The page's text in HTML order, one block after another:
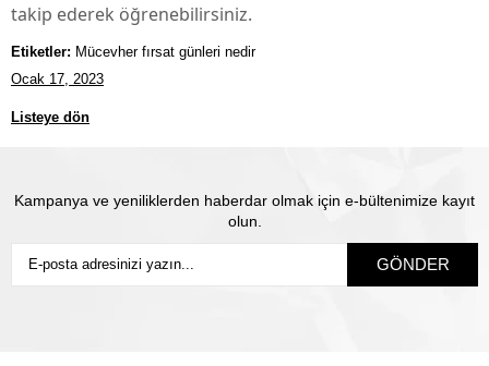
takip ederek öğrenebilirsiniz.
Etiketler: Mücevher fırsat günleri nedir
Ocak 17, 2023
Listeye dön
Kampanya ve yeniliklerden haberdar olmak için e-bültenimize kayıt
olun.
GÖNDER